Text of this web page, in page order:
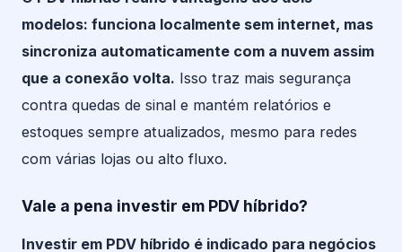
modelos: funciona localmente sem internet, mas
sincroniza automaticamente com a nuvem assim
que a conexão volta. Isso traz mais segurança
contra quedas de sinal e mantém relatórios e
estoques sempre atualizados, mesmo para redes
com várias lojas ou alto fluxo.
Vale a pena investir em PDV híbrido?
Investir em PDV híbrido é indicado para negócios